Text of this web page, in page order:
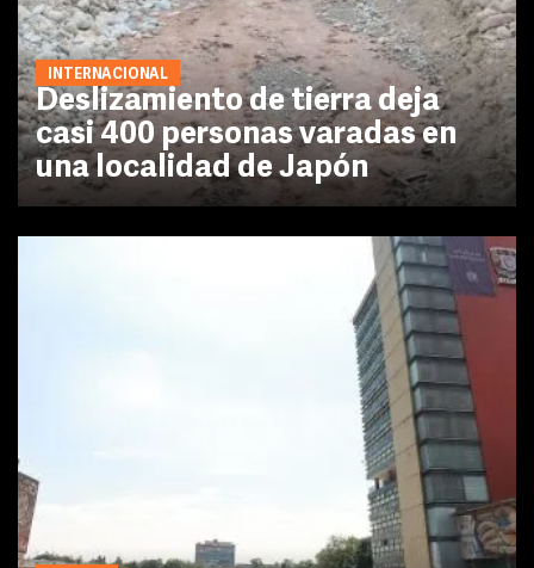
INTERNACIONAL
Deslizamiento de tierra deja
casi 400 personas varadas en
una localidad de Japón